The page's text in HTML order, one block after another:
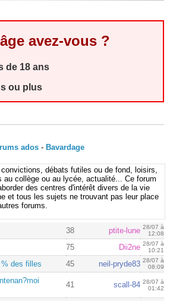
avez-vous ?
de 18 ans
ou plus
ados- Bavardage
débats futiles ou de fond, loisirs,
au collège ou au lycée, actualité... Ce forum
des centres d'intérêt divers de la vie
et tous les sujets ne trouvant pas leur place
forums.
38 ptite-lune 28/07 à
12:08
75 Dii2ne 28/07 à
10:21
des filles 45 neil-pryde83 28/07 à
08:09
41 scall-84 28/07 à
01:42